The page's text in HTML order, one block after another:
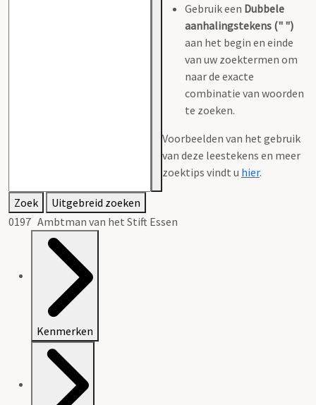
Gebruik een Dubbele
aanhalingstekens (" ")
aan het begin en einde
van uw zoektermen om
naar de exacte
combinatie van woorden
te zoeken.
Voorbeelden van het gebruik
van deze leestekens en meer
zoektips vindt u hier.
Zoek
Uitgebreid zoeken
0197 Ambtman van het Stift Essen
Kenmerken